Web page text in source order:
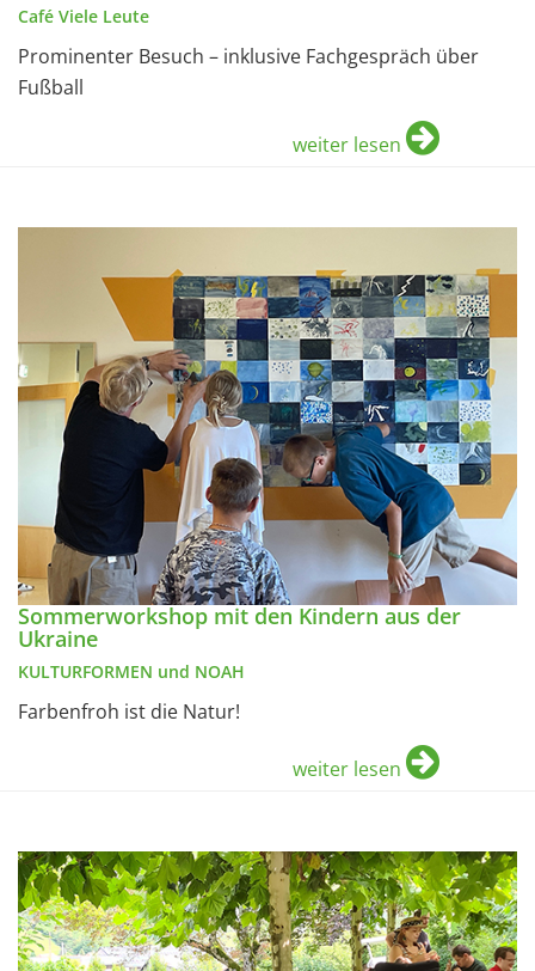
Café Viele Leute
Prominenter Besuch – inklusive Fachgespräch über
Fußball
weiter lesen
Sommerworkshop mit den Kindern aus der
Ukraine
KULTURFORMEN und NOAH
Farbenfroh ist die Natur!
weiter lesen